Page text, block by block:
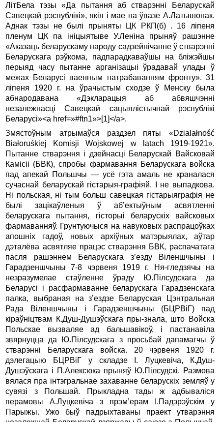
ЛiтБела тэзы «Да пытання аб стварэннi Беларускай
Савецкай рэспублiкi», якiя i мае на ўвазе А.Латышонак.
Аднак тэзы не былi прыняты ЦК РКП(б) . 16 лiпеня
пленум ЦК па iнiцыятыве У.Ленiна прыняў рашэнне
«Аказаць беларускаму народу садзейнiчанне ў стварэннi
Беларускага рэўкома, падпарадкаваўшы на блiжэйшы
перыяд часу пытанне арганiзацыi ўрадавай улады ў
межах Беларусi ваенным патрабаванням фронту». 31
лiпеня 1920 г. на ўрачыстым сходзе ў Менску была
абнародавана «Дэкларацыя аб абвяшчэннi
незалежнасцi Савецкай сацыялiстычнай рэспублiкi
Беларусi»<a href=»#ftn1»>[1]</a>.
Змястоўным атрымаўся раздзел пяты «Dzialałność
Białoruśkiej Komisji Wojskowej w latach 1919-1921».
Пытанне стварэння i дзейнасцi Беларускай Вайсковай
Камiсii (БВК), спробы фармавання Беларускага войска
пад апекай Польшчы — усё гэта амаль не краналася
сучаснай беларускай гiстарыя-графiяй. I не выпадкова.
Нi польская, нi тым больш савецкая гiстарыяграфiя не
былi зацiкаўленыя ў аб’ектыўным асвятленнi
беларускага пытання, гiсторыi беларускiх вайсковых
фармаванняў. Грунтуючыся на навуковых распрацоўках
апошнiх гадоў, новых архiўных матэрыялах, аўтар
дэталёва асвятляе працэс стварэння БВК, распачатага
пасля рашэннем Беларускага з’езду Вiленшчыны i
Гарадзеншчыны 7-8 чэрвеня 1919 г. Ня-гледзячы на
незразумелае стаўленне ўраду Ю.Пiлсудскага да
Беларусi i расфармаванне беларускага Гарадзенскага
палка, выбраная на з’ездзе Беларуская Цэнтральная
Рада Вiленшчыны i Гарадзеншчыны (БЦРВiГ) пад
кiраўнiцтвам К.Душ-Душэўскага пры-знала, што Войска
Польскае вызваляе ад бальшавiкоў, i пастанавiла
звярнуцца да Ю.Пiлсудскага з просьбай дапамагчы ў
стварэннi Беларускага войска. 20 чэрвеня 1920 г.
дэлегацыю БЦРВiГ у складзе I. Луцкевiча, К.Душ-
Душэўскага i П.Алексюка прыняў Ю.Пiлсудскi. Размова
вялася пра iнтэгральнае захаванне беларускiх земляў у
сувязi з Польшай. Прыкладна тады ж адбывалiся
перамовы А.Луцкевiча з прэм’ерам I.Падэрэўскiм у
Парыжы. Ужо быў падрыхтаваны праект утварэння